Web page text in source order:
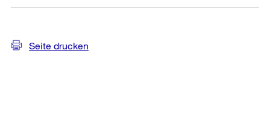
Seite drucken